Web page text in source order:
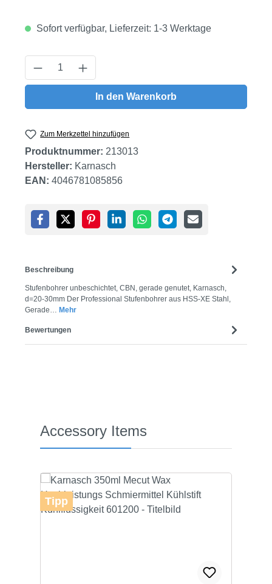
Sofort verfügbar, Lieferzeit: 1-3 Werktage
Produkt Anzahl: Gib den gewünschten
In den Warenkorb
Zum Merkzettel hinzufügen
Produktnummer: 213013
Hersteller: Karnasch
EAN: 4046781085856
Beschreibung
Stufenbohrer unbeschichtet, CBN, gerade genutet, Karnasch,
d=20-30mm Der Professional Stufenbohrer aus HSS-XE Stahl,
Gerade… Mehr
Bewertungen
Produktgalerie überspringen
Accessory Items
Tipp